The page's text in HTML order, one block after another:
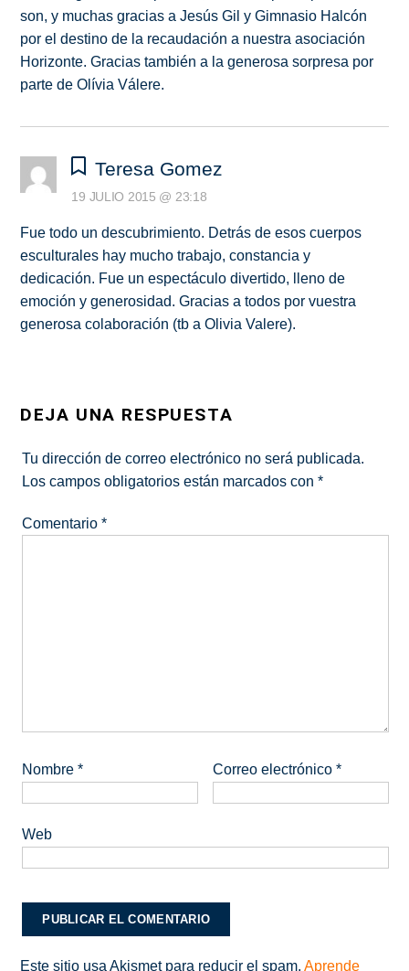
son, y muchas gracias a Jesús Gil y Gimnasio Halcón
por el destino de la recaudación a nuestra asociación
Horizonte. Gracias también a la generosa sorpresa por
parte de Olívia Válere.
Teresa Gomez
19 JULIO 2015 @ 23:18
Fue todo un descubrimiento. Detrás de esos cuerpos
esculturales hay mucho trabajo, constancia y
dedicación. Fue un espectáculo divertido, lleno de
emoción y generosidad. Gracias a todos por vuestra
generosa colaboración (tb a Olivia Valere).
DEJA UNA RESPUESTA
Tu dirección de correo electrónico no será publicada.
Los campos obligatorios están marcados con*
Comentario*
Nombre* Correo electrónico*
Web
Este sitio usa Akismet para reducir el spam.Aprende